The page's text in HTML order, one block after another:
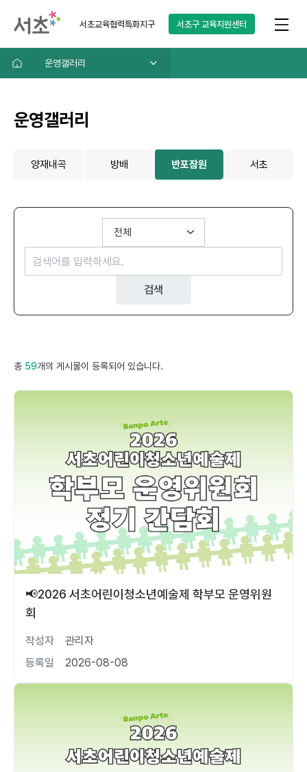
서초교육협력특화지구 서초구교육지원센터
운영갤러리
운영갤러리
양재내곡 방배 반포잠원 서초
검색
총 59개의 게시물이 등록되어 있습니다.
📢2026 서초어린이청소년예술제 학부모 운영위원
회
작성자
관리자
등록일
2026-08-08